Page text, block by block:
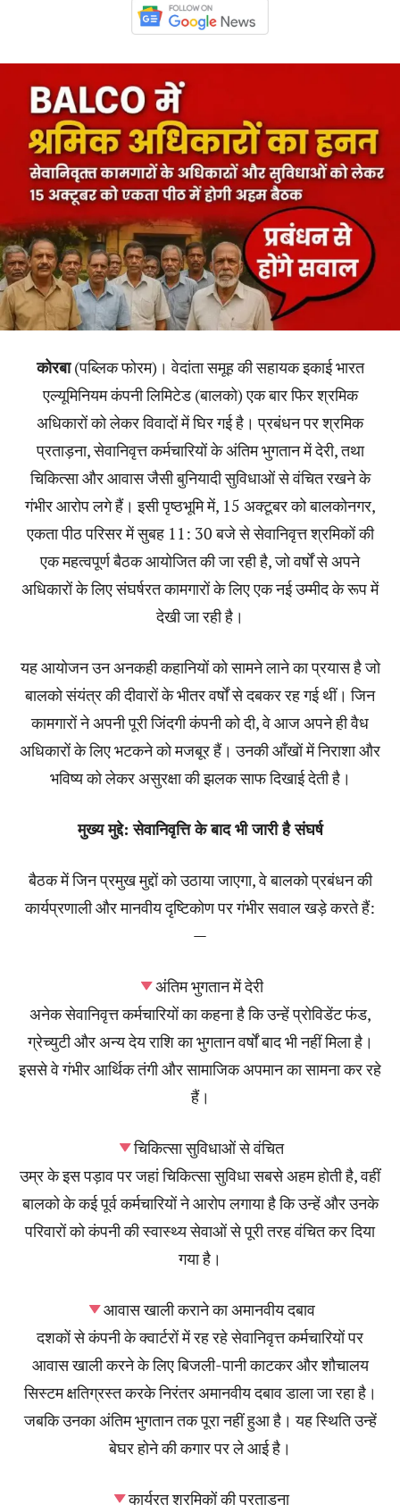
कोरबा(पब्लिक फोरम)। वेदांता समूह की सहायक इकाई भारत
एल्यूमिनियम कंपनी लिमिटेड (बालको) एक बार फिर श्रमिक
अधिकारों को लेकर विवादों में घिर गई है। प्रबंधन पर श्रमिक
प्रताड़ना, सेवानिवृत्त कर्मचारियों के अंतिम भुगतान में देरी, तथा
चिकित्सा और आवास जैसी बुनियादी सुविधाओं से वंचित रखने के
गंभीर आरोप लगे हैं। इसी पृष्ठभूमि में, 15 अक्टूबर को बालकोनगर,
एकता पीठ परिसर में सुबह 11: 30 बजे से सेवानिवृत्त श्रमिकों की
एक महत्वपूर्ण बैठक आयोजित की जा रही है, जो वर्षों से अपने
अधिकारों के लिए संघर्षरत कामगारों के लिए एक नई उम्मीद के रूप में
देखी जा रही है।
यह आयोजन उन अनकही कहानियों को सामने लाने का प्रयास है जो
बालको संयंत्र की दीवारों के भीतर वर्षों से दबकर रह गई थीं। जिन
कामगारों ने अपनी पूरी जिंदगी कंपनी को दी, वे आज अपने ही वैध
अधिकारों के लिए भटकने को मजबूर हैं। उनकी आँखों में निराशा और
भविष्य को लेकर असुरक्षा की झलक साफ दिखाई देती है।
मुख्य मुद्दे: सेवानिवृत्ति के बाद भी जारी है संघर्ष
बैठक में जिन प्रमुख मुद्दों को उठाया जाएगा, वे बालको प्रबंधन की
कार्यप्रणाली और मानवीय दृष्टिकोण पर गंभीर सवाल खड़े करते हैं:
—
अंतिम भुगतान में देरी
अनेक सेवानिवृत्त कर्मचारियों का कहना है कि उन्हें प्रोविडेंट फंड,
ग्रेच्युटी और अन्य देय राशि का भुगतान वर्षों बाद भी नहीं मिला है।
इससे वे गंभीर आर्थिक तंगी और सामाजिक अपमान का सामना कर रहे
हैं।
चिकित्सा सुविधाओं से वंचित
उम्र के इस पड़ाव पर जहां चिकित्सा सुविधा सबसे अहम होती है, वहीं
बालको के कई पूर्व कर्मचारियों ने आरोप लगाया है कि उन्हें और उनके
परिवारों को कंपनी की स्वास्थ्य सेवाओं से पूरी तरह वंचित कर दिया
गया है।
आवास खाली कराने का अमानवीय दबाव
दशकों से कंपनी के क्वार्टरों में रह रहे सेवानिवृत्त कर्मचारियों पर
आवास खाली करने के लिए बिजली-पानी काटकर और शौचालय
सिस्टम क्षतिग्रस्त करके निरंतर अमानवीय दबाव डाला जा रहा है।
जबकि उनका अंतिम भुगतान तक पूरा नहीं हुआ है। यह स्थिति उन्हें
बेघर होने की कगार पर ले आई है।
कार्यरत श्रमिकों की प्रताड़ना